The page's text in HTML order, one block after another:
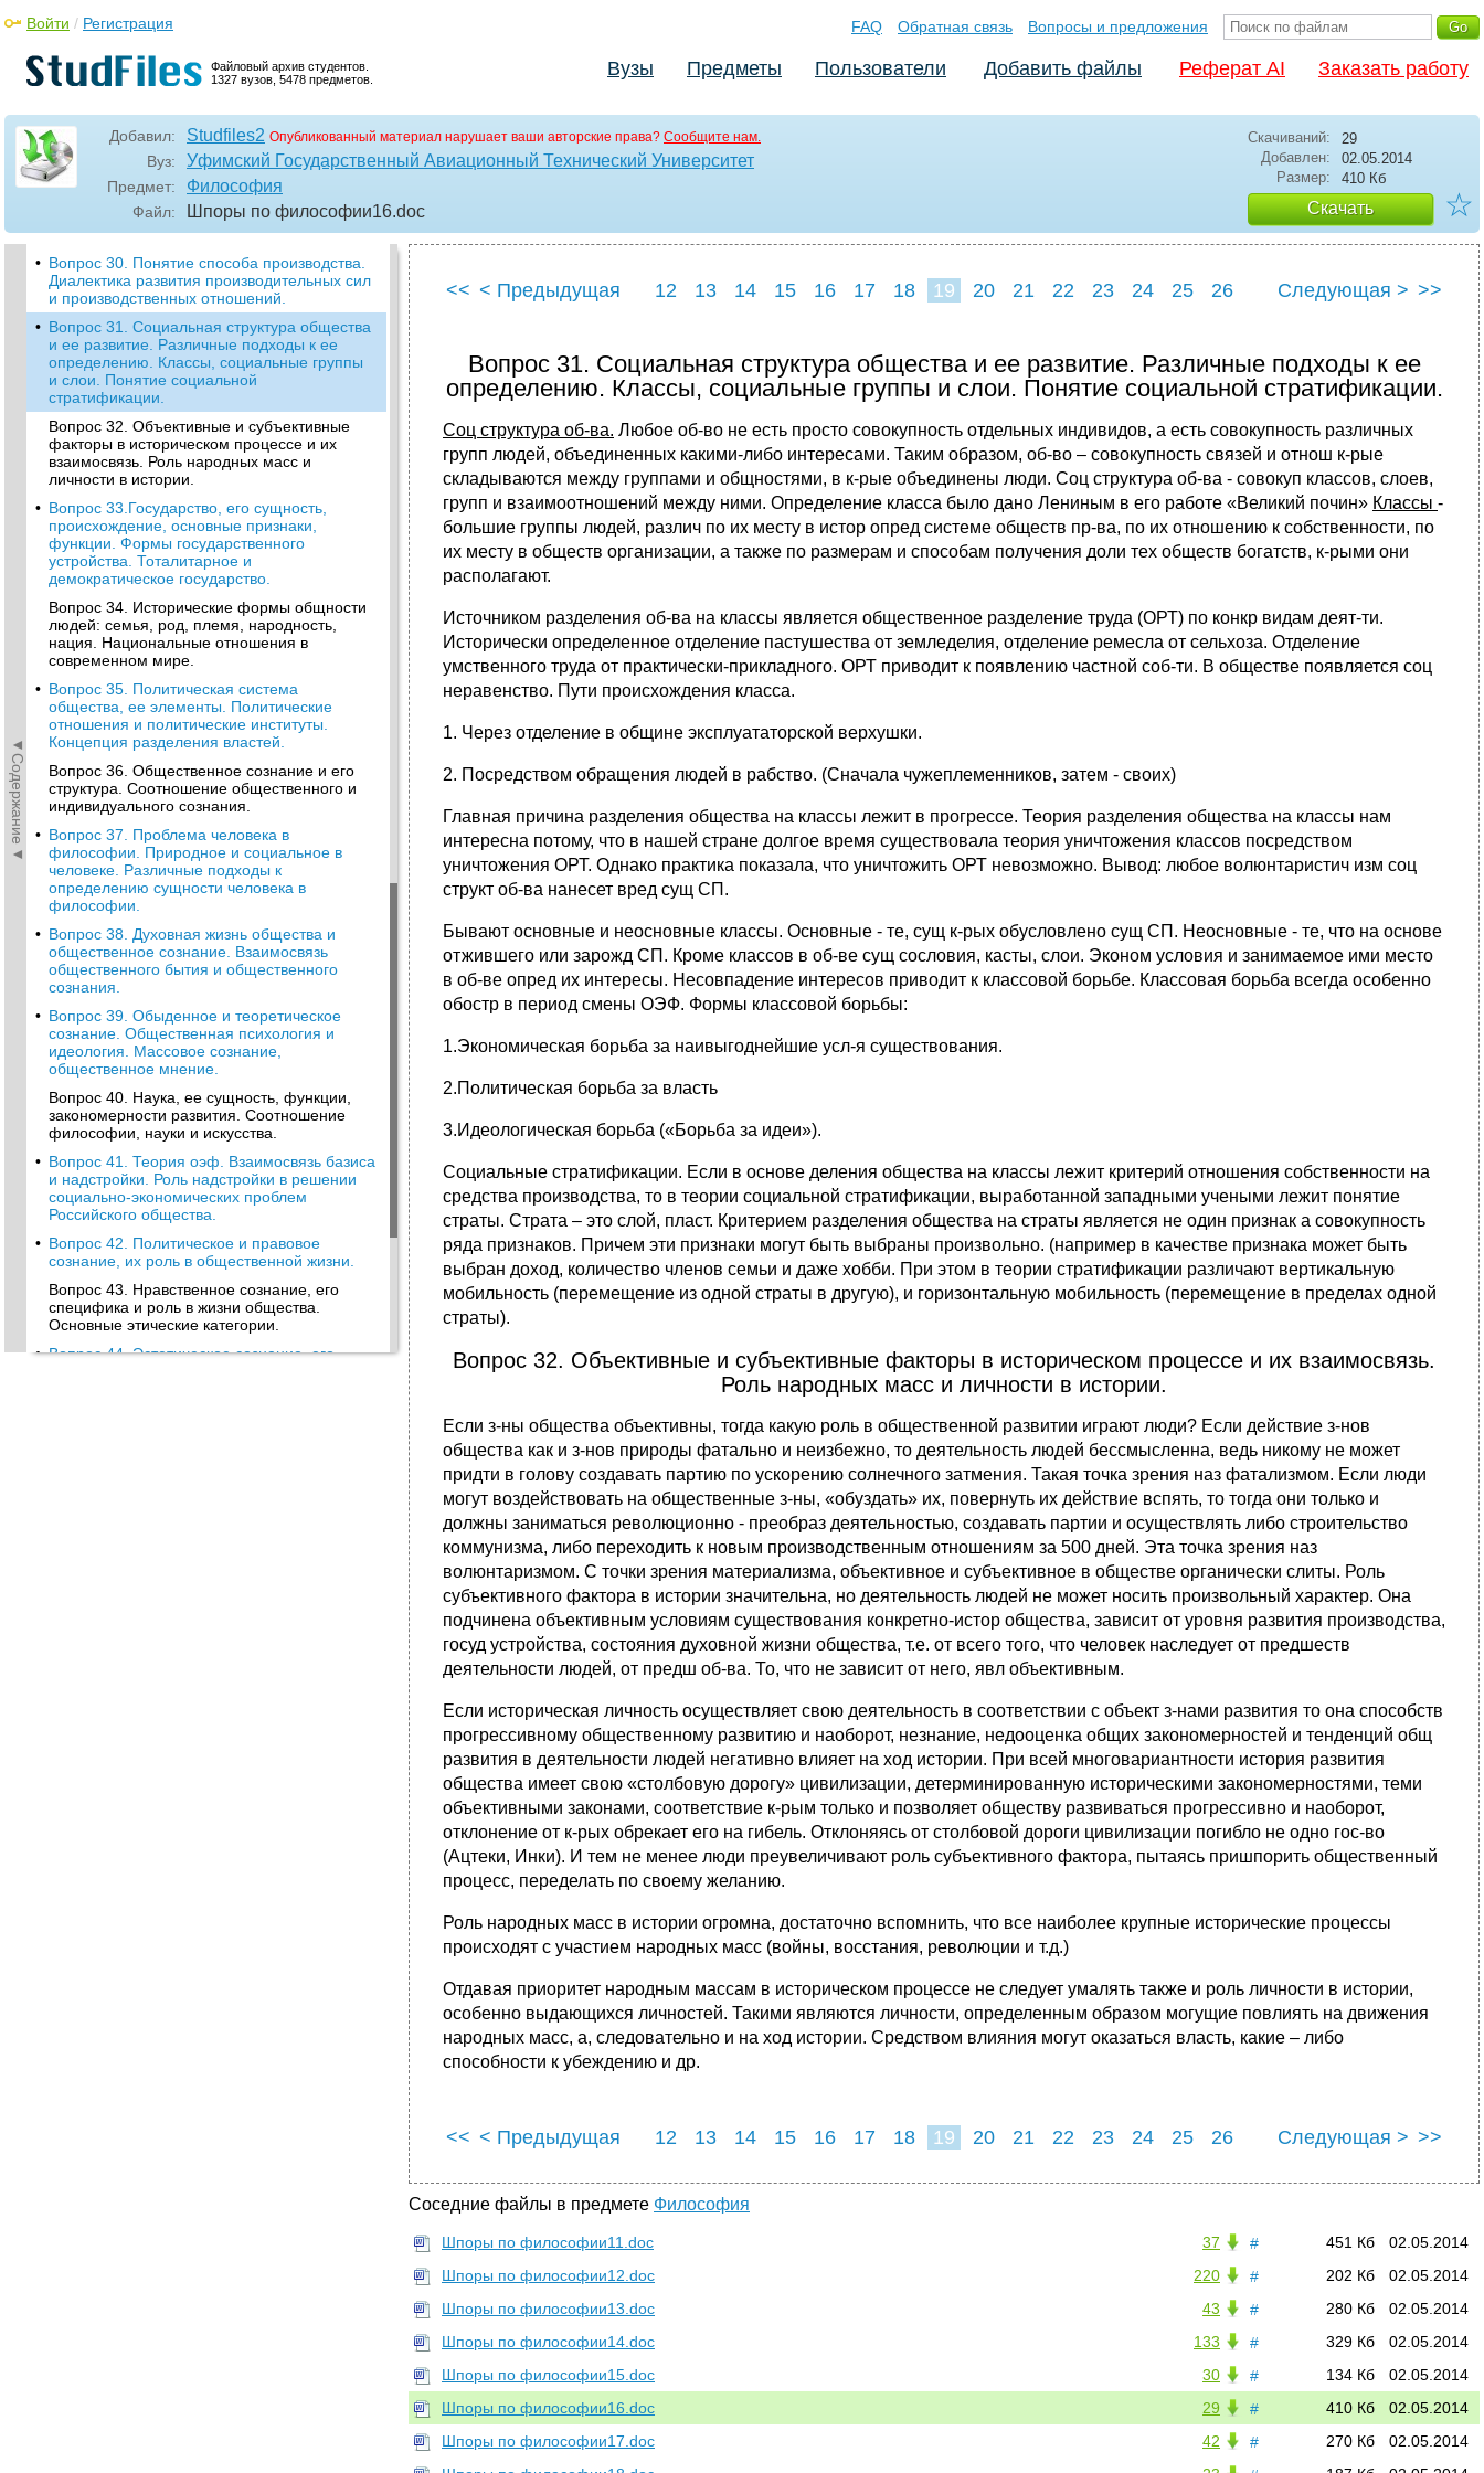
Файловый архив студентов.
1327 вузов, 5478 предметов.
Войти / Регистрация FAQ Обратная связь Вопросы и предложения
Вузы Предметы Пользователи Добавить файлы Реферат AI Заказать работу
Добавил: Studfiles2 Опубликованный материал нарушает ваши авторские права? Сообщите нам.
Вуз: Уфимский Государственный Авиационный Технический Университет
Предмет: Философия
Файл: Шпоры по философии16.doc
Скачиваний:
29
Добавлен:
02.05.2014
Размер:
410 Кб
Скачать ☆
◄Содержание◄
натурфилософия, классика и атомизм.
Вопрос 27. Немецкая классическая
философия. (Кант, Гегель, Фейербах)
Родоначальник и. Кант
• Вопрос 28. Общество как целостная,
саморазвивающаяся система. Основные
сферы общественной жизни и их
взаимосвязь.
Ворос 29. Личность, ее формирование и
развитие. Проблема свободы и
ответственности личности.
• Вопрос 30. Понятие способа производства.
Диалектика развития производительных сил
и производственных отношений.
• Вопрос 31. Социальная структура общества
и ее развитие. Различные подходы к ее
определению. Классы, социальные группы
и слои. Понятие социальной
стратификации.
Вопрос 32. Объективные и субъективные
факторы в историческом процессе и их
взаимосвязь. Роль народных масс и
личности в истории.
• Вопрос 33.Государство, его сущность,
происхождение, основные признаки,
функции. Формы государственного
устройства. Тоталитарное и
демократическое государство.
Вопрос 34. Исторические формы общности
людей: семья, род, племя, народность,
нация. Национальные отношения в
современном мире.
• Вопрос 35. Политическая система
общества, ее элементы. Политические
отношения и политические институты.
Концепция разделения властей.
Вопрос 36. Общественное сознание и его
структура. Соотношение общественного и
индивидуального сознания.
• Вопрос 37. Проблема человека в
философии. Природное и социальное в
человеке. Различные подходы к
определению сущности человека в
философии.
• Вопрос 38. Духовная жизнь общества и
общественное сознание. Взаимосвязь
общественного бытия и общественного
сознания.
• Вопрос 39. Обыденное и теоретическое
сознание. Общественная психология и
идеология. Массовое сознание,
общественное мнение.
Вопрос 40. Наука, ее сущность, функции,
закономерности развития. Соотношение
философии, науки и искусства.
• Вопрос 41. Теория оэф. Взаимосвязь базиса
и надстройки. Роль надстройки в решении
социально-экономических проблем
Российского общества.
• Вопрос 42. Политическое и правовое
сознание, их роль в общественной жизни.
Вопрос 43. Нравственное сознание, его
специфика и роль в жизни общества.
Основные этические категории.
• Вопрос 44. Эстетическое сознание, его
<< < Предыдущая 12 13 14 15 16 17 18 19 20 21 22 23 24 25
26
Следующая > >>
Вопрос 31. Социальная структура общества и ее развитие. Различные подходы к ее
определению. Классы, социальные группы и слои. Понятие социальной стратификации.
Соц структура об-ва. Любое об-во не есть просто совокупность отдельных индивидов, а есть совокупность различных
групп людей, объединенных какими-либо интересами. Таким образом, об-во – совокупность связей и отнош к-рые
складываются между группами и общностями, в к-рые объединены люди. Соц структура об-ва - совокуп классов, слоев,
групп и взаимоотношений между ними. Определение класса было дано Лениным в его работе «Великий почин» Классы -
большие группы людей, различ по их месту в истор опред системе обществ пр-ва, по их отношению к собственности, по
их месту в обществ организации, а также по размерам и способам получения доли тех обществ богатств, к-рыми они
располагают.
Источником разделения об-ва на классы является общественное разделение труда (ОРТ) по конкр видам деят-ти.
Исторически определенное отделение пастушества от земледелия, отделение ремесла от сельхоза. Отделение
умственного труда от практически-прикладного. ОРТ приводит к появлению частной соб-ти. В обществе появляется соц
неравенство. Пути происхождения класса.
1. Через отделение в общине эксплуататорской верхушки.
2. Посредством обращения людей в рабство. (Сначала чужеплеменников, затем - своих)
Главная причина разделения общества на классы лежит в прогрессе. Теория разделения общества на классы нам
интересна потому, что в нашей стране долгое время существовала теория уничтожения классов посредством
уничтожения ОРТ. Однако практика показала, что уничтожить ОРТ невозможно. Вывод: любое волюнтаристич изм соц
структ об-ва нанесет вред сущ СП.
Бывают основные и неосновные классы. Основные - те, сущ к-рых обусловлено сущ СП. Неосновные - те, что на основе
отжившего или зарожд СП. Кроме классов в об-ве сущ сословия, касты, слои. Эконом условия и занимаемое ими место
в об-ве опред их интересы. Несовпадение интересов приводит к классовой борьбе. Классовая борьба всегда особенно
обостр в период смены ОЭФ. Формы классовой борьбы:
1.Экономическая борьба за наивыгоднейшие усл-я существования.
2.Политическая борьба за власть
3.Идеологическая борьба («Борьба за идеи»).
Социальные стратификации. Если в основе деления общества на классы лежит критерий отношения собственности на
средства производства, то в теории социальной стратификации, выработанной западными учеными лежит понятие
страты. Страта – это слой, пласт. Критерием разделения общества на страты является не один признак а совокупность
ряда признаков. Причем эти признаки могут быть выбраны произвольно. (например в качестве признака может быть
выбран доход, количество членов семьи и даже хобби. При этом в теории стратификации различают вертикальную
мобильность (перемещение из одной страты в другую), и горизонтальную мобильность (перемещение в пределах одной
страты).
Вопрос 32. Объективные и субъективные факторы в историческом процессе и их взаимосвязь.
Роль народных масс и личности в истории.
Если з-ны общества объективны, тогда какую роль в общественной развитии играют люди? Если действие з-нов
общества как и з-нов природы фатально и неизбежно, то деятельность людей бессмысленна, ведь никому не может
придти в голову создавать партию по ускорению солнечного затмения. Такая точка зрения наз фатализмом. Если люди
могут воздействовать на общественные з-ны, «обуздать» их, повернуть их действие вспять, то тогда они только и
должны заниматься революционно - преобраз деятельностью, создавать партии и осуществлять либо строительство
коммунизма, либо переходить к новым производственным отношениям за 500 дней. Эта точка зрения наз
волюнтаризмом. С точки зрения материализма, объективное и субъективное в обществе органически слиты. Роль
субъективного фактора в истории значительна, но деятельность людей не может носить произвольный характер. Она
подчинена объективным условиям существования конкретно-истор общества, зависит от уровня развития производства,
госуд устройства, состояния духовной жизни общества, т.е. от всего того, что человек наследует от предшеств
деятельности людей, от предш об-ва. То, что не зависит от него, явл объективным.
Если историческая личность осуществляет свою деятельность в соответствии с объект з-нами развития то она способств
прогрессивному общественному развитию и наоборот, незнание, недооценка общих закономерностей и тенденций общ
развития в деятельности людей негативно влияет на ход истории. При всей многовариантности история развития
общества имеет свою «столбовую дорогу» цивилизации, детерминированную историческими закономерностями, теми
объективными законами, соответствие к-рым только и позволяет обществу развиваться прогрессивно и наоборот,
отклонение от к-рых обрекает его на гибель. Отклоняясь от столбовой дороги цивилизации погибло не одно гос-во
(Ацтеки, Инки). И тем не менее люди преувеличивают роль субъективного фактора, пытаясь пришпорить общественный
процесс, переделать по своему желанию.
Роль народных масс в истории огромна, достаточно вспомнить, что все наиболее крупные исторические процессы
происходят с участием народных масс (войны, восстания, революции и т.д.)
Отдавая приоритет народным массам в историческом процессе не следует умалять также и роль личности в истории,
особенно выдающихся личностей. Такими являются личности, определенным образом могущие повлиять на движения
народных масс, а, следовательно и на ход истории. Средством влияния могут оказаться власть, какие – либо
способности к убеждению и др.
<< < Предыдущая 12 13 14 15 16 17 18 19 20 21 22 23 24 25
26
Следующая > >>
Соседние файлы в предмете Философия
# 02.05.2014
451 Кб
37
Шпоры по философии11.doc
#
02.05.2014
202 Кб
220
Шпоры по философии12.doc
#
02.05.2014
280 Кб
43
Шпоры по философии13.doc
#
02.05.2014
329 Кб
133
Шпоры по философии14.doc
#
02.05.2014
134 Кб
30
Шпоры по философии15.doc
#
02.05.2014
410 Кб
29
Шпоры по философии16.doc
#
02.05.2014
270 Кб
42
Шпоры по философии17.doc